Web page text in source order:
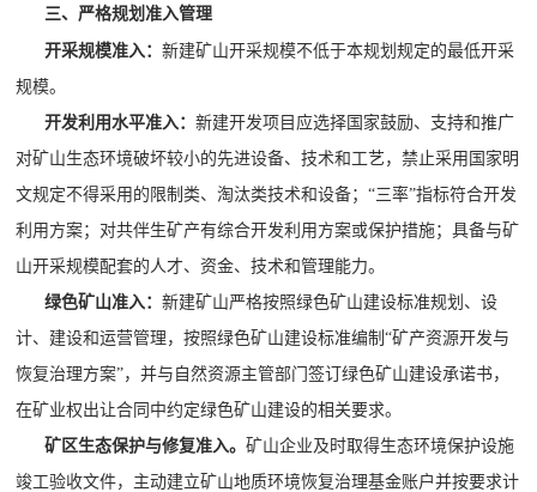
三、严格规划准入管理
开采规模准入：新建矿山开采规模不低于本规划规定的最低开采
规模。
开发利用水平准入：新建开发项目应选择国家鼓励、支持和推广
对矿山生态环境破坏较小的先进设备、技术和工艺，禁止采用国家明
文规定不得采用的限制类、淘汰类技术和设备；“三率”指标符合开发
利用方案；对共伴生矿产有综合开发利用方案或保护措施；具备与矿
山开采规模配套的人才、资金、技术和管理能力。
绿色矿山准入：新建矿山严格按照绿色矿山建设标准规划、设
计、建设和运营管理，按照绿色矿山建设标准编制“矿产资源开发与
恢复治理方案”，并与自然资源主管部门签订绿色矿山建设承诺书，
在矿业权出让合同中约定绿色矿山建设的相关要求。
矿区生态保护与修复准入。矿山企业及时取得生态环境保护设施
竣工验收文件，主动建立矿山地质环境恢复治理基金账户并按要求计